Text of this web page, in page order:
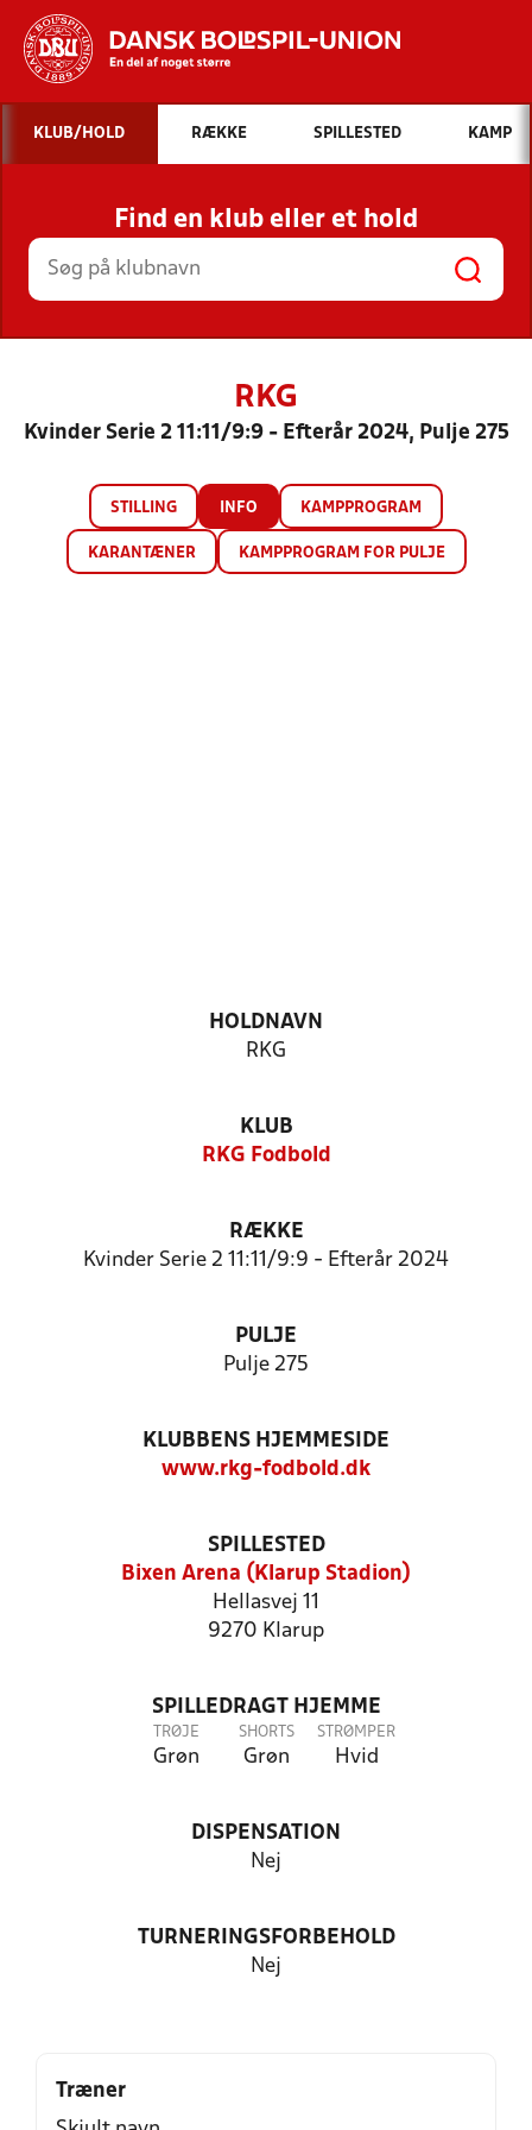
Hvad vil du søge efter?
INDHOLD OG NYHEDER
STILLINGER, RESULTATER, KLUBBER OG
HOLD
KLUB/HOLD RÆKKE SPILLESTED KAMP
Find en klub eller et hold
RKG
Kvinder Serie 2 11:11/9:9 - Efterår 2024, Pulje 275
STILLING INFO KAMPPROGRAM
KARANTÆNER KAMPPROGRAM FOR PULJE
HOLDNAVN
RKG
KLUB
RKG Fodbold
RÆKKE
Kvinder Serie 2 11:11/9:9 - Efterår 2024
PULJE
Pulje 275
KLUBBENS HJEMMESIDE
www.rkg-fodbold.dk
SPILLESTED
Bixen Arena (Klarup Stadion)
Hellasvej 11
9270 Klarup
SPILLEDRAGT HJEMME
TRØJE
Grøn
SHORTS
Grøn
STRØMPER
Hvid
DISPENSATION
Nej
TURNERINGSFORBEHOLD
Nej
Træner